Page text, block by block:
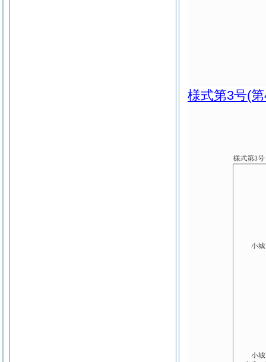
様式第3号(